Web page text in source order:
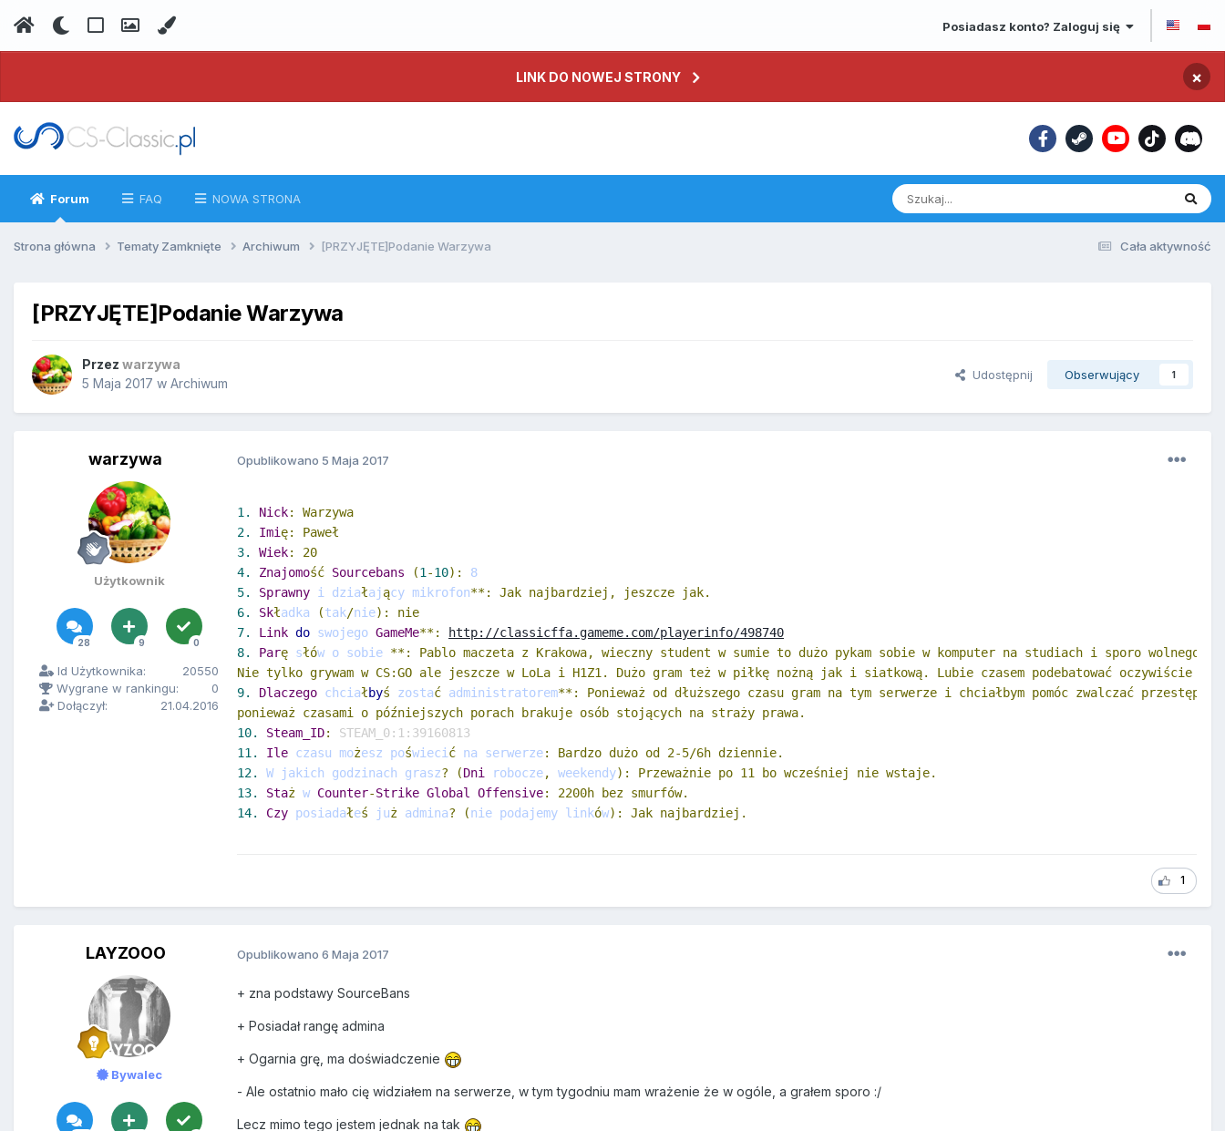
Posiadasz konto? Zaloguj się
LINK DO NOWEJ STRONY ×
Forum FAQ NOWA STRONA
Cała aktywność
Strona główna Tematy Zamknięte Archiwum [PRZYJĘTE]Podanie Warzywa
[PRZYJĘTE]Podanie Warzywa
Przez warzywa
5 Maja 2017 w Archiwum
Udostępnij Obserwujący 1
warzywa
Użytkownik
28 9 0
Id Użytkownika:
20550
Wygrane w rankingu:
0
Dołączył:
21.04.2016
Opublikowano 5 Maja 2017
1. Nick: Warzywa
2.
Imi ę: Paweł
3.
Wiek: 20
4.
Znajomość Sourcebans (1 -10):
5.
Sprawny i działający mikrofon**: Jak najbardziej, jeszcze jak.
6.
Składka (tak/nie): nie
7.
Link do swojego GameMe**:
http://classicffa.gameme.com/playerinfo/498740
8.
Parę słów o sobie **: Pablo maczeta z Krakowa, wieczny student w sumie to dużo pykam sobie w komputer na studiach i sporo wolnego
Nie tylko grywam w CS:GO ale jeszcze w LoLa i H1Z1. Dużo gram też w piłkę nożną jak i siatkową. Lubie czasem podebatować oczywiście w
9.
Dlaczego chciałbyś zostać administratorem**: Ponieważ od dłuższego czasu gram na tym serwerze i chciałbym pomóc zwalczać
ponieważ czasami o późniejszych porach brakuje osób stojących na straży prawa.
10.
Steam_ID: STEAM_0:1:39160813
11.
Ile czasu możesz poświeci ć na serwerze: Bardzo dużo od 2-5/6h dziennie.
12.
W jakich godzinach grasz? (Dni robocze, weekendy): Przeważnie po 11 bo wcześniej nie wstaje.
13.
Staż w Counter-Strike Global Offensive: 2200h bez smurfów.
14.
Czy posiadałeś już admina? (nie podajemy linków): Jak najbardziej.
1
LAYZOOO
Bywalec
Opublikowano 6 Maja 2017
+ zna podstawy SourceBans
+ Posiadał rangę admina
+ Ogarnia grę, ma doświadczenie
- Ale ostatnio mało cię widziałem na serwerze, w tym tygodniu mam wrażenie że w ogóle, a grałem sporo :/
Lecz mimo tego jestem jednak na tak